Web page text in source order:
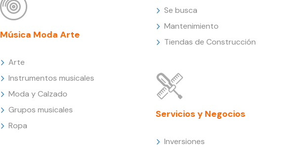
Música Moda Arte
Arte
Instrumentos musicales
Moda y Calzado
Grupos musicales
Ropa
Se busca
Mantenimiento
Tiendas de Construcción
Servicios y Negocios
Inversiones